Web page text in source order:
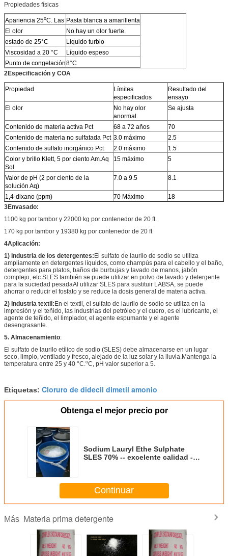
Propiedades físicas
Apariencia 25oC. Las Pasta blanca a amarillenta
El olor
No hay un olor fuerte.
estado de 25°C
Líquido turbio
Viscosidad a 20 °C
Líquido espeso
Punto de congelación8°C
2Especificación y COA
Propiedad
Límites
especificados
Resultado del
ensayo
El olor
No hay olor
anormal
Se ajusta
Contenido de materia activa Pct 68 a 72 años
70
Contenido de materia no sulfatada Pct 3.0 máximo
2.5
Contenido de sulfato inorgánico Pct
2.0 máximo
1.5
Color y brillo Klett, 5 por ciento Am.Aq
Sol
15 máximo 5
Valor de pH (2 por ciento de la
solución Aq)
7.0 a 9.5 8.1
1,4-dixano (ppm) 70 Máximo
18
3Envasado:
1100 kg por tambor y 22000 kg por contenedor de 20 ft
170 kg por tambor y 19380 kg por contenedor de 20 ft
4Aplicación:
1) Industria de los detergentes:El sulfato de laurilo de sodio se utiliza
ampliamente en detergentes líquidos, como champús para el cabello y el baño,
detergentes para platos, baños de burbujas y lavado de manos, jabón
complejo, etc.SLES también se puede utilizar en polvo de lavado y detergente
para la suciedad pesadaAl utilizar SLES para sustituir LABSA, se puede
ahorrar o reducir el fosfato y se reduce la dosis general de materia activa.
2) Industria textil:En el textil, el sulfato de laurilo de sodio se utiliza en la
impresión y el teñido, las industrias del petróleo y el cuero, es el lubricante, el
agente de teñido, el limpiador, el agente espumante y el agente
desengrasante.
5. Almacenamiento:
El sulfato de laurilo etílico de sodio (SLES) debe almacenarse en un lugar
seco, limpio, ventilado y fresco, alejado de la luz solar y la lluvia.Mantenga la
temperatura entre 25 y 40 °C.oC, pH valor superior a 5.
Etiquetas: Cloruro de didecil dimetil amonio
Obtenga el mejor precio por
Sodium Lauryl Ethe Sulphate
SLES 70% -- excelente calidad --
Continuar
Más Materia prima detergente